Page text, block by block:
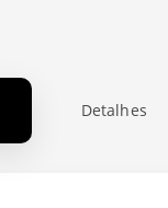
Detalhes